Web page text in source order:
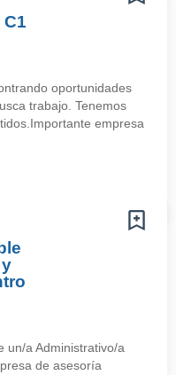
oportunidades
trabajo. Tenemos
empresa
un/a Administrativo/a
de asesoría